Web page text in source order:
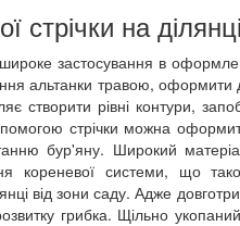
стрічки на ділянці
застосування в
альтанки травою,
створити рівні контури,
стрічки можна
бур'яну. Широкий
системи, що
від зони саду. Адже
грибка. Щільно